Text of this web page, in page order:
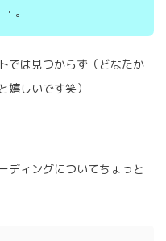
。
では見つからず（どなたか
嬉しいです笑）
ディングについてちょっと